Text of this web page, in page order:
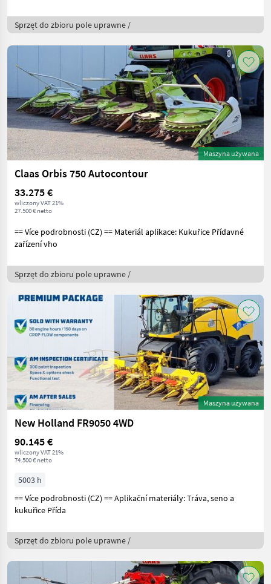
Sprzęt do zbioru pole uprawne /
Maszyna używana
Claas Orbis 750 Autocontour
33.275 €
wliczony VAT 21%
27.500 € netto
== Více podrobnosti (CZ) == Materiál aplikace: Kukuřice Přídavné
zařízení vho
Sprzęt do zbioru pole uprawne /
Maszyna używana
New Holland FR9050 4WD
90.145 €
wliczony VAT 21%
74.500 € netto
5003 h
== Více podrobnosti (CZ) == Aplikační materiály: Tráva, seno a
kukuřice Přída
Sprzęt do zbioru pole uprawne /